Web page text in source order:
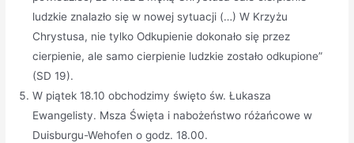
ludzkie znalazło się w nowej sytuacji (…) W Krzyżu
Chrystusa, nie tylko Odkupienie dokonało się przez
cierpienie, ale samo cierpienie ludzkie zostało odkupione”
(SD 19).
W piątek 18.10 obchodzimy święto św. Łukasza
Ewangelisty. Msza Święta i nabożeństwo różańcowe w
Duisburgu-Wehofen o godz. 18.00.